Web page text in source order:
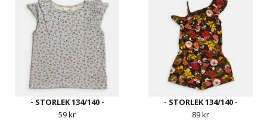
- STORLEK 134/140 -
59 kr
- STORLEK 134/140 -
89 kr